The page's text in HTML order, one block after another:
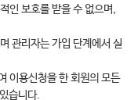
인 보호를 받을 수 없으며,
관리자는 가입 단계에서 실
이용신청을 한 회원의 모든
습니다.